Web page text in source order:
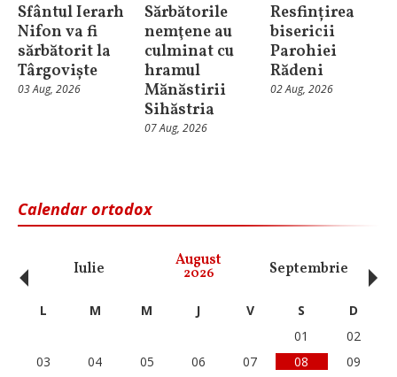
Sfântul Ierarh
Nifon va fi
sărbătorit la
Târgoviște
03 Aug, 2026
Sărbătorile
nemţene au
culminat cu
hramul
Mănăstirii
Sihăstria
07 Aug, 2026
Resfințirea
bisericii
Parohiei
Rădeni
02 Aug, 2026
Calendar ortodox
Iulie August
2026 Septembrie
‹ L M M J V S
D
01
02
03
04 05 06 07 08
09